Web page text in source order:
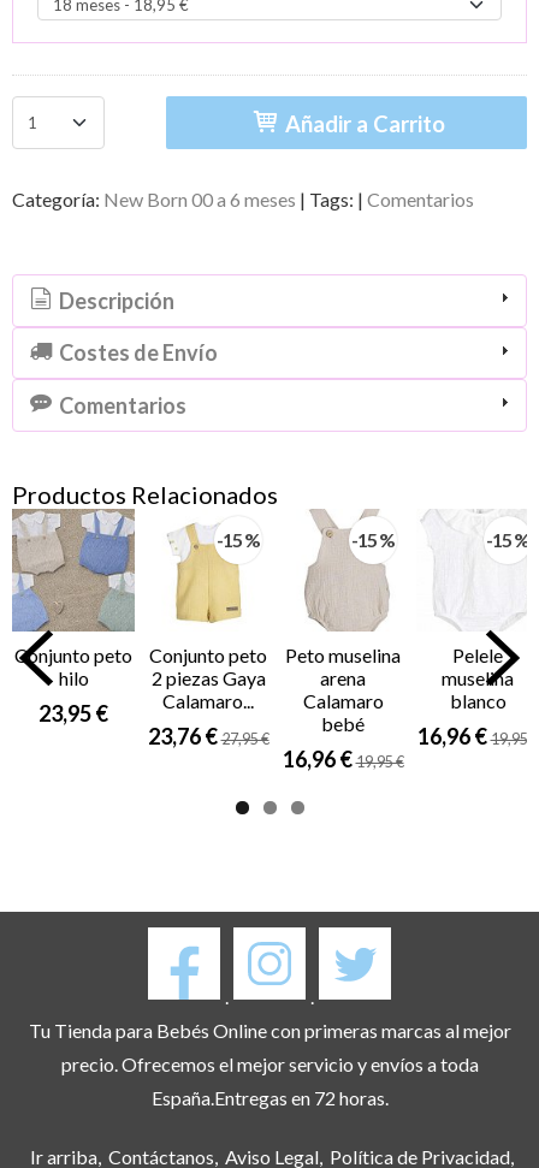
Añadir a Carrito
Categoría: New Born 00 a 6 meses | Tags: | Comentarios
Descripción
Costes de Envío
Comentarios
Productos Relacionados
Conjunto peto
hilo
23,95 €
-15 %
Conjunto peto
2 piezas Gaya
Calamaro...
23,76 €27,95 €
-15 %
Peto muselina
arena
Calamaro
bebé
16,96 €19,95 €
-15 %
Pelele
muselina
blanco
16,96 €19,95 €
.
.
Tu Tienda para Bebés Online con primeras marcas al mejor
precio. Ofrecemos el mejor servicio y envíos a toda
España.Entregas en 72 horas.
Ir arriba Contáctanos Aviso Legal Política de Privacidad